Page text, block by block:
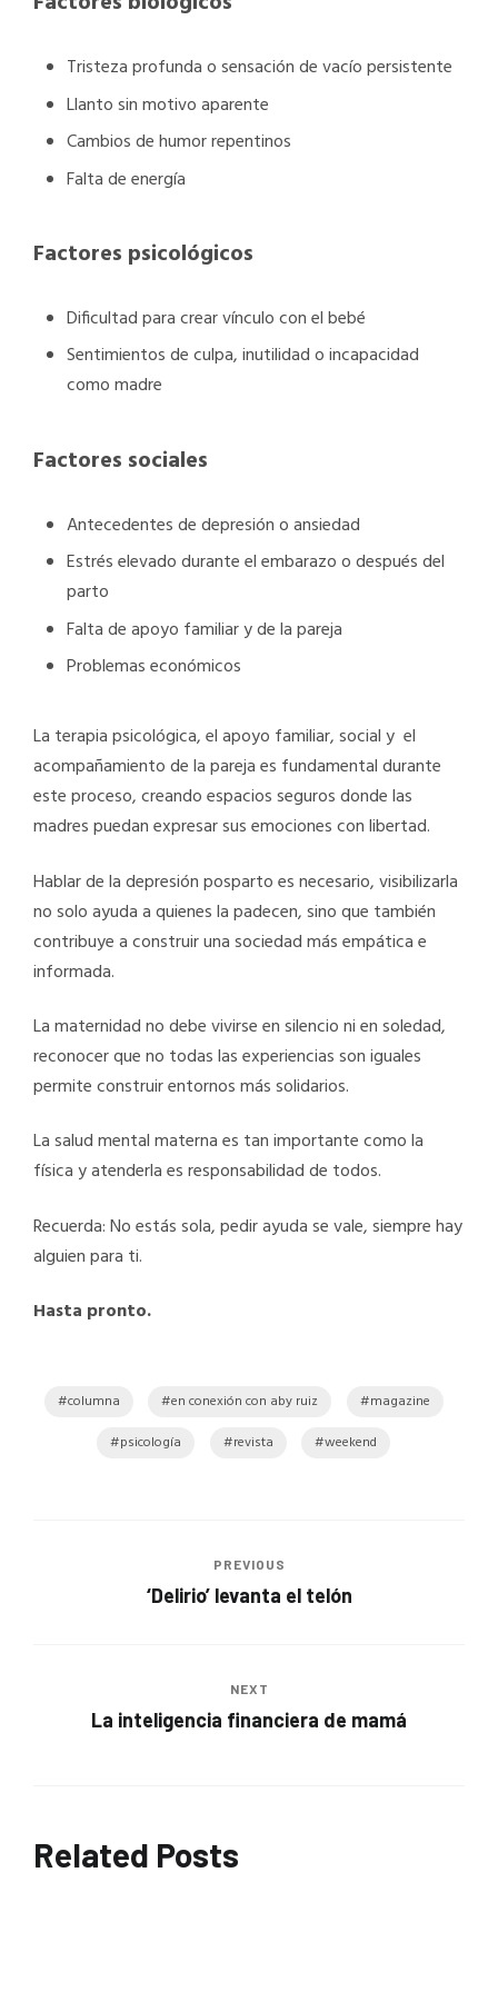
Tristeza profunda o sensación de vacío persistente
Llanto sin motivo aparente
Cambios de humor repentinos
Falta de energía
Factores psicológicos
Dificultad para crear vínculo con el bebé
Sentimientos de culpa, inutilidad o incapacidad
como madre
Factores sociales
Antecedentes de depresión o ansiedad
Estrés elevado durante el embarazo o después del
parto
Falta de apoyo familiar y de la pareja
Problemas económicos
La terapia psicológica, el apoyo familiar, social y el
acompañamiento de la pareja es fundamental durante
este proceso, creando espacios seguros donde las
madres puedan expresar sus emociones con libertad.
Hablar de la depresión posparto es necesario, visibilizarla
no solo ayuda a quienes la padecen, sino que también
contribuye a construir una sociedad más empática e
informada.
La maternidad no debe vivirse en silencio ni en soledad,
reconocer que no todas las experiencias son iguales
permite construir entornos más solidarios.
La salud mental materna es tan importante como la
física y atenderla es responsabilidad de todos.
Recuerda: No estás sola, pedir ayuda se vale, siempre hay
alguien para ti.
Hasta pronto.
columna en conexión con aby ruiz
magazine
psicología
revista weekend
PREVIOUS
‘Delirio’ levanta el telón
NEXT
La inteligencia financiera de mamá
Related Posts